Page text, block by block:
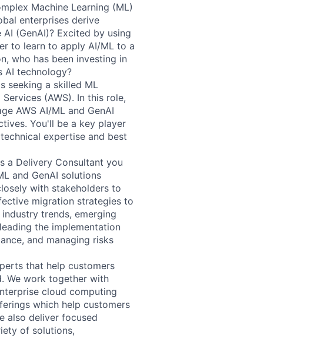
Machine Learning (ML)
enterprises derive
(GenAI)? Excited by using
to learn to apply AI/ML to a
who has been investing in
AI technology?
seeking a skilled ML
(AWS). In this role,
AWS AI/ML and GenAI
You'll be a key player
expertise and best
a Delivery Consultant you
and GenAI solutions
with stakeholders to
migration strategies to
trends, emerging
the implementation
and managing risks
that help customers
We work together with
cloud computing
which help customers
also deliver focused
of solutions,